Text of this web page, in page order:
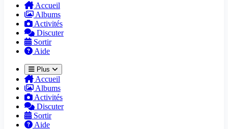
Accueil
Albums
Activités
Discuter
Sortir
Aide
Plus
Accueil
Albums
Activités
Discuter
Sortir
Aide